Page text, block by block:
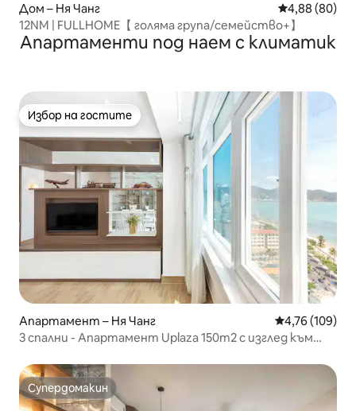
Дом – Ня Чанг Средна
4,88 (80)
12NM | FULLHOME【 голяма група/семейство+】
Апартаменти под наем с климатик
Избор на гостите
Избор на гостите
Апартамент – Ня Чанг Средна
4,76 (109)
3 спални - Апартамент Uplaza 150m2 с изглед към
Супердомакин
Супердомакин